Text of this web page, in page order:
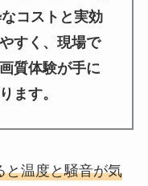
コストと実効
すく、現場で
質体験が手に
ます。
と温度と騒音が気